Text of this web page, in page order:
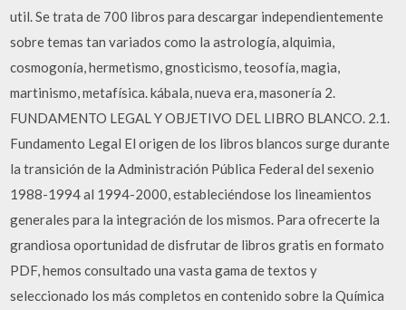
util. Se trata de 700 libros para descargar independientemente
sobre temas tan variados como la astrología, alquimia,
cosmogonía, hermetismo, gnosticismo, teosofía, magia,
martinismo, metafísica. kábala, nueva era, masonería 2.
FUNDAMENTO LEGAL Y OBJETIVO DEL LIBRO BLANCO. 2.1.
Fundamento Legal El origen de los libros blancos surge durante
la transición de la Administración Pública Federal del sexenio
1988-1994 al 1994-2000, estableciéndose los lineamientos
generales para la integración de los mismos. Para ofrecerte la
grandiosa oportunidad de disfrutar de libros gratis en formato
PDF, hemos consultado una vasta gama de textos y
seleccionado los más completos en contenido sobre la Química